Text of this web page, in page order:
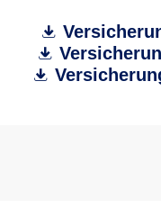
der
wurden.